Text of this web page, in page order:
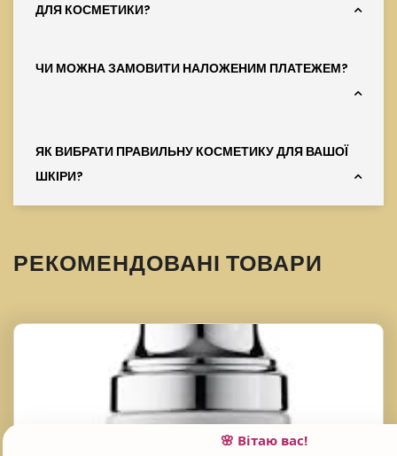
ДЛЯ КОСМЕТИКИ?
ЧИ МОЖНА ЗАМОВИТИ НАЛОЖЕНИМ ПЛАТЕЖЕМ?
ЯК ВИБРАТИ ПРАВИЛЬНУ КОСМЕТИКУ ДЛЯ ВАШОЇ
ШКІРИ?
РЕКОМЕНДОВАНІ ТОВАРИ
🌸 Вітаю вас!